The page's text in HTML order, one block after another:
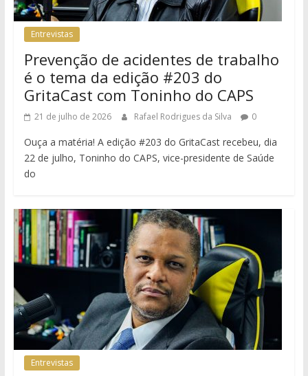
Entrevistas
Prevenção de acidentes de trabalho
é o tema da edição #203 do
GritaCast com Toninho do CAPS
21 de julho de 2026 Rafael Rodrigues da Silva 0
Ouça a matéria! A edição #203 do GritaCast recebeu, dia
22 de julho, Toninho do CAPS, vice-presidente de Saúde
do
Entrevistas